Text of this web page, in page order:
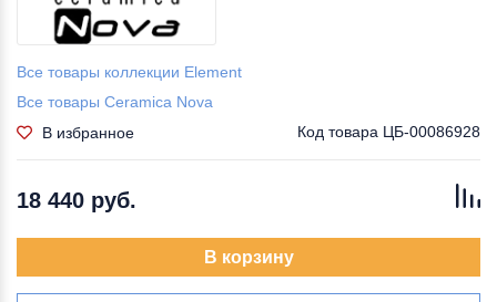
Все товары коллекции Element
Все товары Ceramica Nova
В избранное
Код товара ЦБ-00086928
18 440 руб.
В корзину